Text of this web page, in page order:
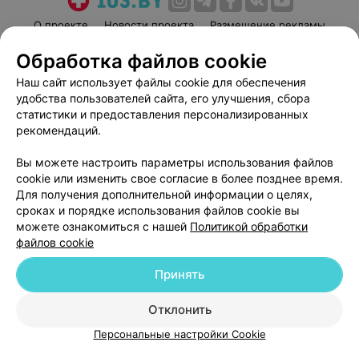
О проекте Новости проекта
Размещение рекламы
Пользовательское соглашение
Способы оплаты
Вакансии
Партнеры
Написать руководителю 103.by
Персональные настройки cookie
Обработка персональных данных
© 2026 ООО «Артокс Лаб», УНП 191700409| 220012, Республика Беларусь,
г. Минск, улица Толбухина, 2, пом. 16 | help@103.by
Служба поддержки +375 291212755
Обработка файлов cookie
Наш сайт использует файлы cookie для обеспечения
удобства пользователей сайта, его улучшения, сбора
статистики и предоставления персонализированных
рекомендаций.
Вы можете настроить параметры использования файлов
cookie или изменить свое согласие в более позднее время.
Для получения дополнительной информации о целях,
сроках и порядке использования файлов cookie вы
можете ознакомиться с нашей Политикой обработки
файлов cookie
Отклонить
Принять
Персональные настройки Cookie